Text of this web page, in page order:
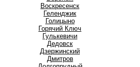
Воскресенск
Геленджик
Голицыно
Горячий Ключ
Гулькевичи
Дедовск
Дзержинский
Дмитров